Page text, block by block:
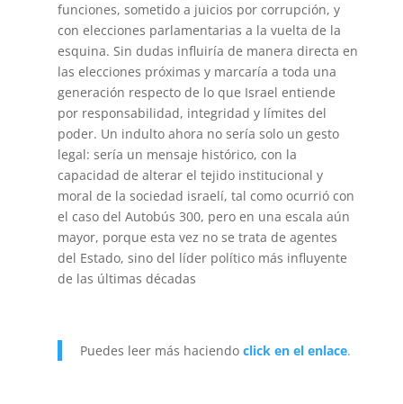
funciones, sometido a juicios por corrupción, y
con elecciones parlamentarias a la vuelta de la
esquina. Sin dudas influiría de manera directa en
las elecciones próximas y marcaría a toda una
generación respecto de lo que Israel entiende
por responsabilidad, integridad y límites del
poder. Un indulto ahora no sería solo un gesto
legal: sería un mensaje histórico, con la
capacidad de alterar el tejido institucional y
moral de la sociedad israelí, tal como ocurrió con
el caso del Autobús 300, pero en una escala aún
mayor, porque esta vez no se trata de agentes
del Estado, sino del líder político más influyente
de las últimas décadas
Puedes leer más haciendoclick en el enlace.